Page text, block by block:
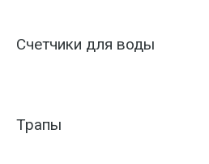
Счетчики для воды
Трапы